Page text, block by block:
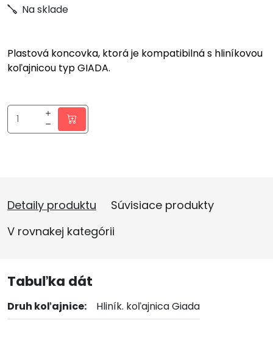
Na sklade
Plastová koncovka, ktorá je kompatibilná s hliníkovou
koľajnicou typ GIADA.
Detaily produktu
Súvisiace produkty
V rovnakej kategórii
Tabuľka dát
Druh koľajnice: Hliník. koľajnica Giada